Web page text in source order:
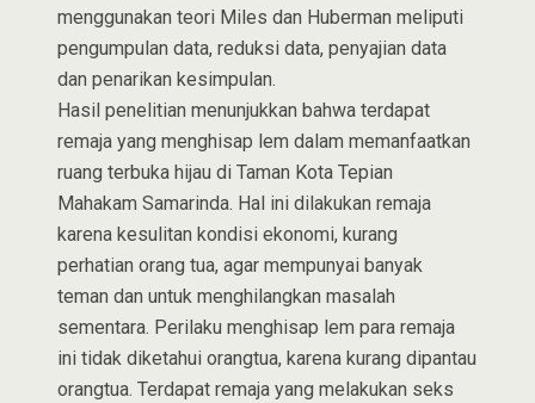
menggunakan teori Miles dan Huberman meliputi
pengumpulan data, reduksi data, penyajian data
dan penarikan kesimpulan.
Hasil penelitian menunjukkan bahwa terdapat
remaja yang menghisap lem dalam memanfaatkan
ruang terbuka hijau di Taman Kota Tepian
Mahakam Samarinda. Hal ini dilakukan remaja
karena kesulitan kondisi ekonomi, kurang
perhatian orang tua, agar mempunyai banyak
teman dan untuk menghilangkan masalah
sementara. Perilaku menghisap lem para remaja
ini tidak diketahui orangtua, karena kurang dipantau
orangtua. Terdapat remaja yang melakukan seks